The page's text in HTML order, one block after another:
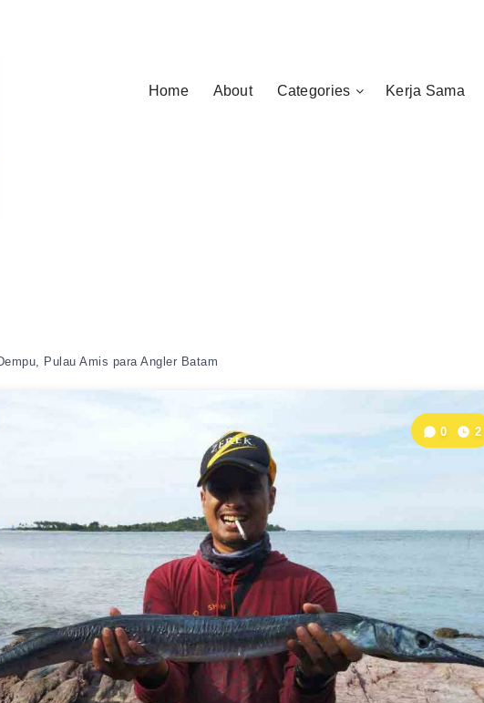
Home About Categories Kerja Sama
Pulau Amis para Angler Batam
0 2